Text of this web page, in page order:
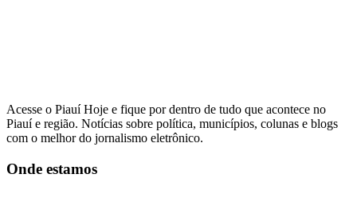
Acesse o Piauí Hoje e fique por dentro de tudo que acontece no
Piauí e região. Notícias sobre política, municípios, colunas e blogs
com o melhor do jornalismo eletrônico.
Onde estamos